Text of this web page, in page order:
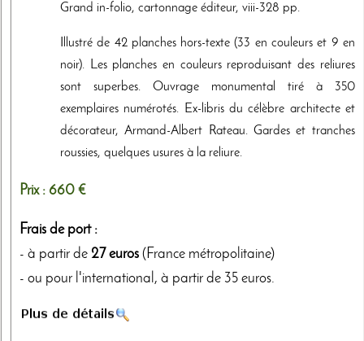
Grand in-folio, cartonnage éditeur, viii-328 pp.
Illustré de 42 planches hors-texte (33 en couleurs et 9 en
noir). Les planches en couleurs reproduisant des reliures
sont superbes. Ouvrage monumental tiré à 350
exemplaires numérotés. Ex-libris du célèbre architecte et
décorateur, Armand-Albert Rateau. Gardes et tranches
roussies, quelques usures à la reliure.
Prix : 660 €
Frais de port :
- à partir de 27 euros (France métropolitaine)
- ou pour l'international, à partir de 35 euros.